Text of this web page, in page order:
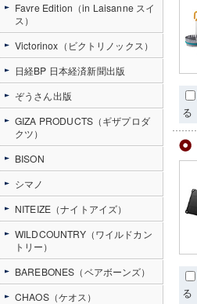
る
る
Favre Edition（in Laisanne スイ
ス）
Victorinox（ビクトリノックス）
日経BP 日本経済新聞出版
ぞうさん出版
GIZA PRODUCTS（ギザプロダ
クツ）
BISON
シマノ
NITEIZE（ナイトアイズ）
WILDCOUNTRY（ワイルドカン
トリー）
BAREBONES（ベアボーンズ）
CHAOS（ケオス）